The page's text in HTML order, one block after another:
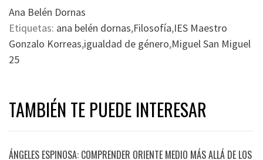
Ana Belén Dornas
Etiquetas: ana belén dornas,Filosofía,IES Maestro
Gonzalo Korreas,igualdad de género,Miguel San Miguel
25
TAMBIÉN TE PUEDE INTERESAR
ÁNGELES ESPINOSA: COMPRENDER ORIENTE MEDIO MÁS ALLÁ DE LOS